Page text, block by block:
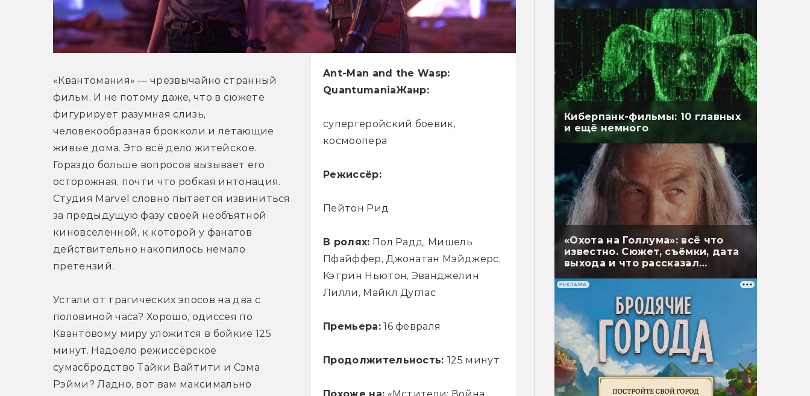
Ant-Man and the Wasp:
QuantumaniaЖанр:
супергеройский боевик,
космоопера
Режиссёр:
Пейтон Рид
В ролях: Пол Радд, Мишель
Пфайффер, Джонатан Мэйджерс,
Кэтрин Ньютон, Эванджелин
Лилли, Майкл Дуглас
Премьера:16 февраля
Продолжительность:125 минут
«Квантомания» — чрезвычайно странный
фильм. И не потому даже, что в сюжете
фигурирует разумная слизь,
человекообразная брокколи и летающие
живые дома. Это всё дело житейское.
Гораздо больше вопросов вызывает его
осторожная, почти что робкая интонация.
Студия Marvel словно пытается извиниться
за предыдущую фазу своей необъятной
киновселенной, к которой у фанатов
действительно накопилось немало
претензий.
Устали от трагических эпосов на два с
половиной часа? Хорошо, одиссея по
Квантовому миру уложится в бойкие 125
минут. Надоело режиссёрское
сумасбродство Тайки Вайтити и Сэма
Рэйми? Ладно, вот вам максимально
Киберпанк-фильмы: 10 главных
и ещё немного
«Охота на Голлума»: всё что
известно. Сюжет, съёмки, дата
выхода и что рассказал
РЕКЛАМА